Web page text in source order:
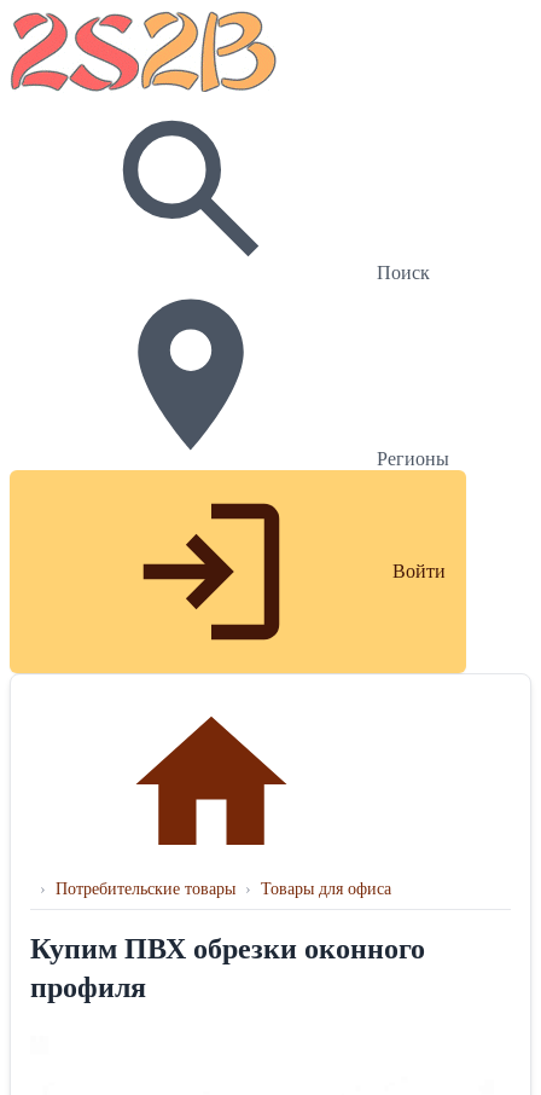
Поиск
Регионы
Войти
› Потребительские товары › Товары для офиса
Купим ПВХ обрезки оконного
профиля